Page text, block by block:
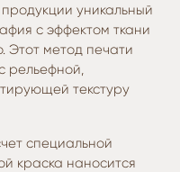
уникальный
с эффектом ткани
Этот метод печати
рельефной,
текстуру
специальной
краска наносится